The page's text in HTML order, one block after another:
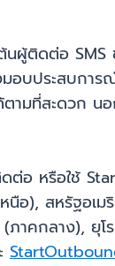
ผู้ติดต่อ
บประสบกา
มที่สะดวก
ดต่อ หรือใช้
นือ), สหรัฐอ
คกลาง), ยุ